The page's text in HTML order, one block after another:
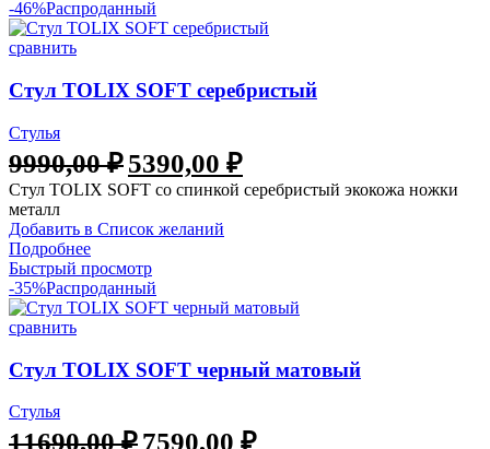
-46%Распроданный
сравнить
Стул TOLIX SOFT серебристый
Стулья
9990,00₽5390,00 ₽
Стул TOLIX SOFT со спинкой серебристый экокожа ножки
металл
Добавить в Список желаний
Подробнее
Быстрый просмотр
-35%Распроданный
сравнить
Стул TOLIX SOFT черный матовый
Стулья
11690,00₽7590,00 ₽